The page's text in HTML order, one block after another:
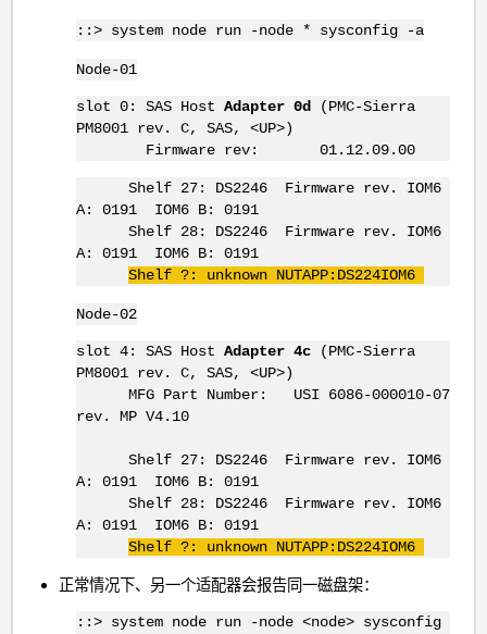
::> system node run -node * sysconfig -a
Node-01
slot 0: SAS Host Adapter 0d(PMC-Sierra
PM8001 rev. C, SAS, <UP>)
Firmware rev: 01.12.09.00
Shelf 27: DS2246 Firmware rev. IOM6
A: 0191 IOM6 B: 0191
Shelf 28: DS2246 Firmware rev. IOM6
A: 0191 IOM6 B: 0191
Shelf ?: unknown NUTAPP: DS224IOM6
Node-02
slot 4: SAS Host Adapter 4c(PMC-Sierra
PM8001 rev. C, SAS, <UP>)
MFG Part Number: USI 6086-000010-07
rev. MP V4.10
Shelf 27: DS2246 Firmware rev. IOM6
A: 0191 IOM6 B: 0191
Shelf 28: DS2246 Firmware rev. IOM6
A: 0191 IOM6 B: 0191
Shelf ?: unknown NUTAPP: DS224IOM6
正常情况下、另一个适配器会报告同一磁盘架：
::> system node run -node <node> sysconfig